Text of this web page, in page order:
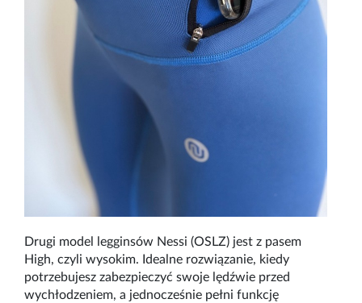
Drugi model legginsów Nessi (OSLZ) jest z pasem
High, czyli wysokim. Idealne rozwiązanie, kiedy
potrzebujesz zabezpieczyć swoje lędźwie przed
wychłodzeniem, a jednocześnie pełni funkcję